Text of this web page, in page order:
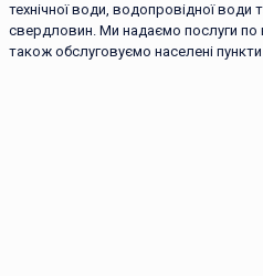
технічної води, водопровідної води
свердловин. Ми надаємо послуги по
також обслуговуємо населені пункти